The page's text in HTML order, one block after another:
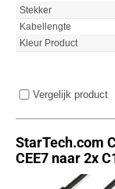
Stekker
Kabellengte
Kleur Product
Vergelijk product
StarTech.com
CEE7 naar 2x